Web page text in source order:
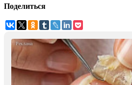
Поделиться